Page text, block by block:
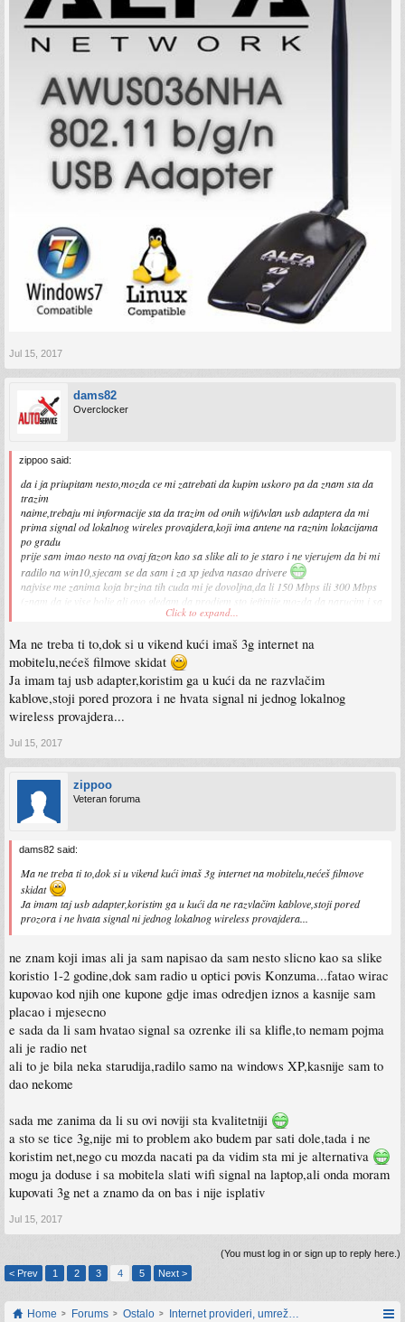
Jul 15, 2017
dams82
Overclocker
zippoo said:
da i ja priupitam nesto,mozda ce mi zatrebati da kupim uskoro pa da znam sta da
trazim
naime,trebaju mi informacije sta da trazim od onih wifi/wlan usb adaptera da mi
prima signal od lokalnog wireles provajdera,koji ima antene na raznim lokacijama
po gradu
prije sam imao nesto na ovaj fazon kao sa slike ali to je staro i ne vjerujem da bi mi
radilo na win10,sjecam se da sam i za xp jedva nasao drivere
najvise me zanima koja brzina tih cuda mi je dovoljna,da li 150 Mbps ili 300 Mbps
(znam da je vise bolje,ali ovo gledam da prodjem sto jeftinije,mozda da narucim i sa
25 KM 150 Mbps adaptera
sto se tice APa od provajdera,udaljenost od kuce je recimo 100-150 m od najblizeg
APa
ovo bi koristio u vikend kuci koja nema interneta ,pa da sa ovim cudom fatam wifi
ovo sam koristio 1-2 godine prije 5-6 godina dok sam radio ,pa u radnji nije bilo
neta pa sam se na ovaj nacin snalazio
zagusenja
takodjer me zanima,da li sadasnji internet radi ikako na 2,4 GHz ili moram ganjati
cudo koje radi na 6 GHz
Click to expand...
Ma ne treba ti to,dok si u vikend kući imaš 3g internet na
mobitelu,nećeš filmove skidat
Ja imam taj usb adapter,koristim ga u kući da ne razvlačim
kablove,stoji pored prozora i ne hvata signal ni jednog lokalnog
wireless provajdera...
Jul 15, 2017
zippoo
Veteran foruma
dams82 said:
Ma ne treba ti to,dok si u vikend kući imaš 3g internet na mobitelu,nećeš filmove
skidat
Ja imam taj usb adapter,koristim ga u kući da ne razvlačim kablove,stoji pored
prozora i ne hvata signal ni jednog lokalnog wireless provajdera...
ne znam koji imas ali ja sam napisao da sam nesto slicno kao sa slike
koristio 1-2 godine,dok sam radio u optici povis Konzuma...fatao wirac
kupovao kod njih one kupone gdje imas odredjen iznos a kasnije sam
placao i mjesecno
e sada da li sam hvatao signal sa ozrenke ili sa klifle,to nemam pojma
ali je radio net
ali to je bila neka starudija,radilo samo na windows XP,kasnije sam to
dao nekome
sada me zanima da li su ovi noviji sta kvalitetniji
a sto se tice 3g,nije mi to problem ako budem par sati dole,tada i ne
koristim net,nego cu mozda nacati pa da vidim sta mi je alternativa
mogu ja doduse i sa mobitela slati wifi signal na laptop,ali onda moram
kupovati 3g net a znamo da on bas i nije isplativ
Jul 15, 2017
(You must log in or sign up to reply here.)
< Prev
1 2 3 4 5 Next >
Home Forums Ostalo Internet provideri, umrežavanje i web servisi